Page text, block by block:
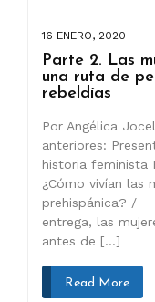
16 ENERO, 2020
Parte 2. Las
una ruta de
rebeldías
Por Angélica
anteriores:
historia feminista
¿Cómo vivían las
prehispánica? /
entrega, las
antes de […]
Read More